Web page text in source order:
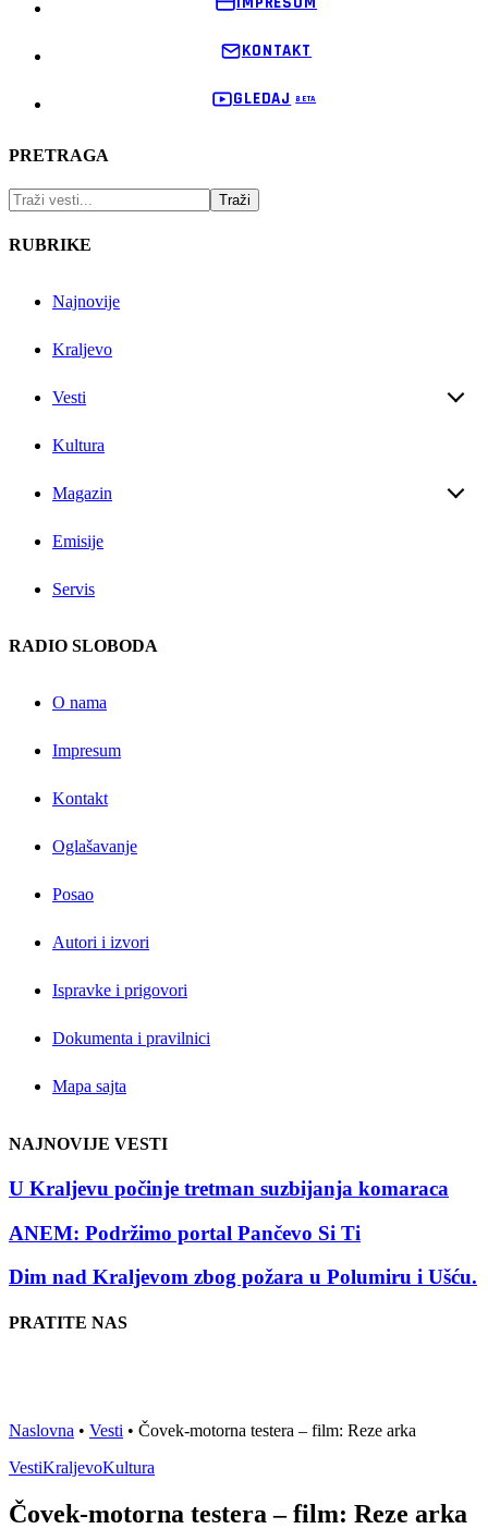
KONTAKT
GLEDAJ
PRETRAGA
RUBRIKE
Najnovije
Kraljevo
Vesti
Kultura
Magazin
Emisije
Servis
RADIO SLOBODA
O nama
Impresum
Kontakt
Oglašavanje
Posao
Autori i izvori
Ispravke i prigovori
Dokumenta i pravilnici
Mapa sajta
NAJNOVIJE VESTI
U Kraljevu počinje tretman suzbijanja komaraca
ANEM: Podržimo portal Pančevo Si Ti
Dim nad Kraljevom zbog požara u Polumiru i Ušću.
PRATITE NAS
Naslovna • Vesti • Čovek-motorna testera – film: Reze arka
VestiKraljevoKultura
Čovek-motorna testera – film: Reze arka